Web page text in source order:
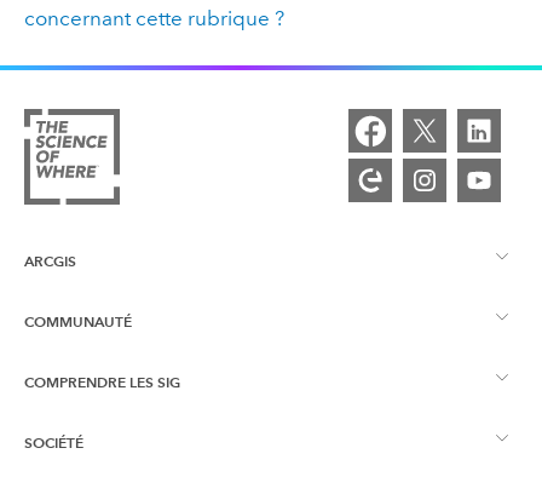
concernant cette rubrique ?
ARCGIS
Vue d’ensemble d’ArcGIS
COMMUNAUTÉ
Esri Community
COMPRENDRE LES SIG
Qu’est-ce qu’un SIG ?
SOCIÉTÉ